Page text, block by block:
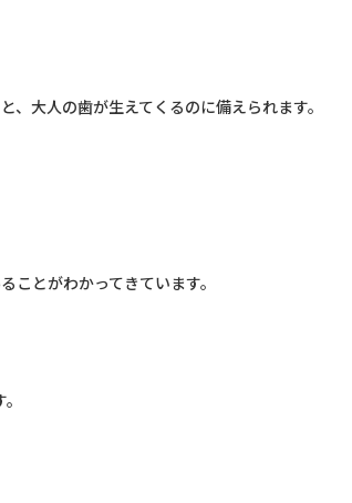
大人の歯が生えてくるのに備えられます。
ことがわかってきています。